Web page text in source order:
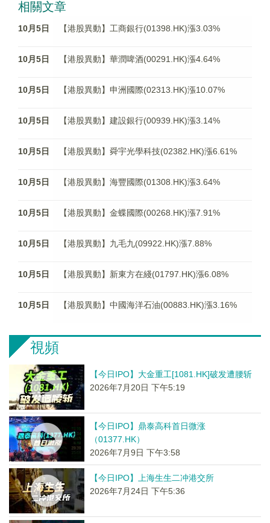
相關文章
10月5日 【港股異動】工商銀行(01398.HK)漲3.03%
10月5日 【港股異動】華潤啤酒(00291.HK)漲4.64%
10月5日 【港股異動】申洲國際(02313.HK)漲10.07%
10月5日 【港股異動】建設銀行(00939.HK)漲3.14%
10月5日 【港股異動】舜宇光學科技(02382.HK)漲6.61%
10月5日 【港股異動】海豐國際(01308.HK)漲3.64%
10月5日 【港股異動】金蝶國際(00268.HK)漲7.91%
10月5日 【港股異動】九毛九(09922.HK)漲7.88%
10月5日 【港股異動】新東方在綫(01797.HK)漲6.08%
10月5日 【港股異動】中國海洋石油(00883.HK)漲3.16%
視頻
【今日IPO】大金重工[1081.HK]破发遭腰斩
2026年7月20日 下午5:19
【今日IPO】鼎泰高科首日微涨
（01377.HK）
2026年7月9日 下午3:58
【今日IPO】上海生生二冲港交所
2026年7月24日 下午5:36